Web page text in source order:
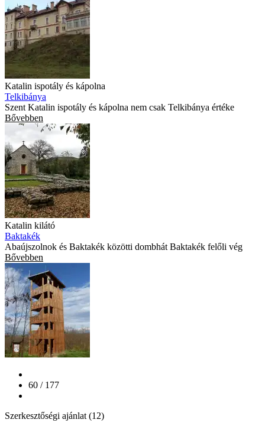
Katalin ispotály és kápolna
Telkibánya
Szent Katalin ispotály és kápolna nem csak Telkibánya értéke
Bővebben
Katalin kilátó
Baktakék
Abaújszolnok és Baktakék közötti dombhát Baktakék felőli vég
Bővebben
60 / 177
Szerkesztőségi ajánlat (12)